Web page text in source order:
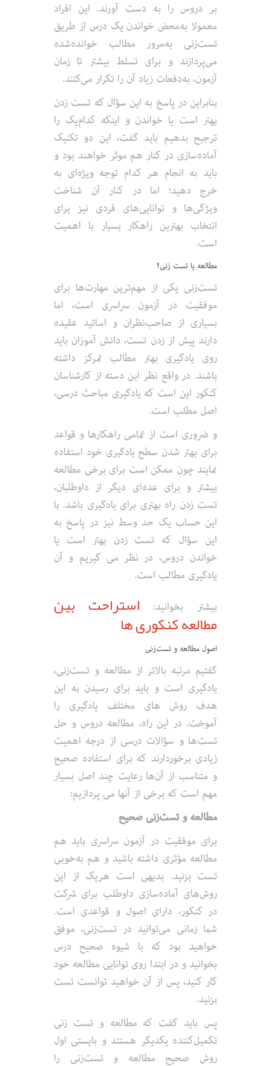
بر دروس را به دست ‌آورند. این افراد
معمولا به‌محض خواندن یک درس از طریق
تست‌زنی به‌مرور مطالب خوانده‌شده
می‌پردازند و برای تسلط بیشتر تا زمان
آزمون، به‌دفعات زیاد آن را تکرار می‌کنند.
بنابراین در پاسخ به این سؤال که تست زدن
بهتر است یا خواندن و اینکه کدام‌یک را
ترجیح بدهیم باید گفت، این دو تکنیک
آماده‌سازی در کنار هم موثر خواهند بود و
باید به انجام هر کدام توجه ویژه‌ای به
خرج دهید؛ اما در کنار آن شناخت
ویژگی‌ها و توانایی‌های فردی نیز برای
انتخاب بهترین راهکار بسیار با اهمیت
است.
مطالعه یا تست زنی؟
تست‌زنی یکی از مهم‌ترین مهارت‌ها برای
موفقیت در آزمون سراسری است، اما
بسیاری از صاحب‌نظران و اساتید عقیده
دارند پیش از زدن تست، دانش آموزان باید
روی یادگیری بهتر مطالب تمرکز داشته
باشند. در واقع نظر این دسته از کارشناسان
کنکور این است که یادگیری مباحث درسی،
اصل مطلب است.
و ضروری است از تمامی راهکارها و قواعد
برای بهتر شدن سطح یادگیری خود استفاده
نمایند چون ممکن است برای برخی مطالعه
بیشتر و برای عده‌ای دیگر از داوطلبان،
تست زدن راه بهتری برای یادگیری باشد. با
این حساب یک حد وسط نیز در پاسخ به
این سؤال که تست زدن بهتر است یا
خواندن دروس، در نظر می گیریم و آن
یادگیری مطالب است.
بیشتر بخوانید: استراحت بین
مطالعه کنکوری ها
اصول مطالعه و تست‌زنی
گفتیم مرتبه بالاتر از مطالعه و تست‌زنی،
یادگیری است و باید برای رسیدن به این
هدف روش های مختلف یادگیری را
آموخت. در این راه، مطالعه دروس و حل
تست‌ها و سؤالات درسی از درجه اهمیت
زیادی برخوردارند که برای استفاده صحیح
و متناسب از آن‌ها رعایت چند اصل بسیار
مهم است که برخی از آنها می پردازیم:
مطالعه و تست‌زنی صحیح
برای موفقیت در آزمون سراسری باید هم
مطالعه مؤثری داشته باشید و هم به‌خوبی
تست بزنید. بدیهی است هریک از این
روش‌های آماده‌سازی داوطلب برای شرکت
در کنکور، دارای اصول و قواعدی است.
شما زمانی می‌توانید در تست‌زنی، موفق
خواهید بود که با شیوه‌ صحیح درس
بخوانید و در ابتدا روی توانایی مطالعه خود
کار کنید، پس از آن خواهید توانست تست
بزنید.
پس باید گفت که مطالعه و تست زنی
تکمیل‌کننده یکدیگر هستند و بایستی اول
روش صحیح مطالعه و تست‌زنی را